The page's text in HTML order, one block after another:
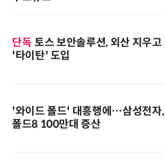
단독 토스 보안솔루션, 외산 지우고
'타이탄' 도입
'와이드 폴드' 대흥행에…삼성전자,
폴드8 100만대 증산